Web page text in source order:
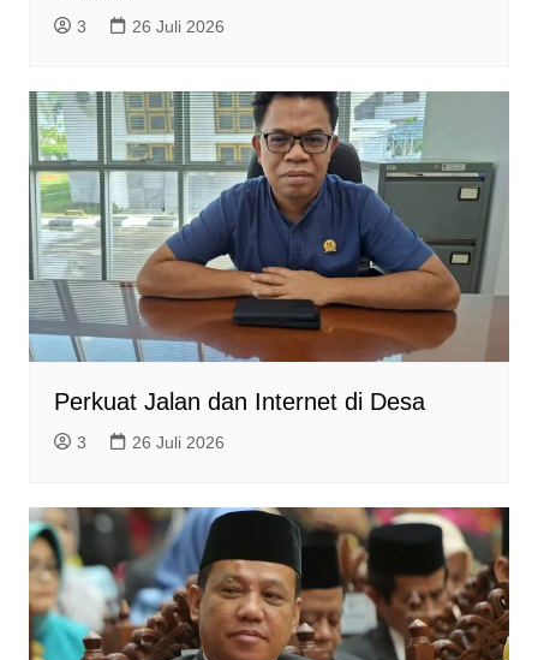
3 26 Juli 2026
Perkuat Jalan dan Internet di Desa
3 26 Juli 2026